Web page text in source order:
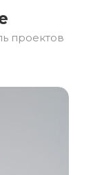
проектов